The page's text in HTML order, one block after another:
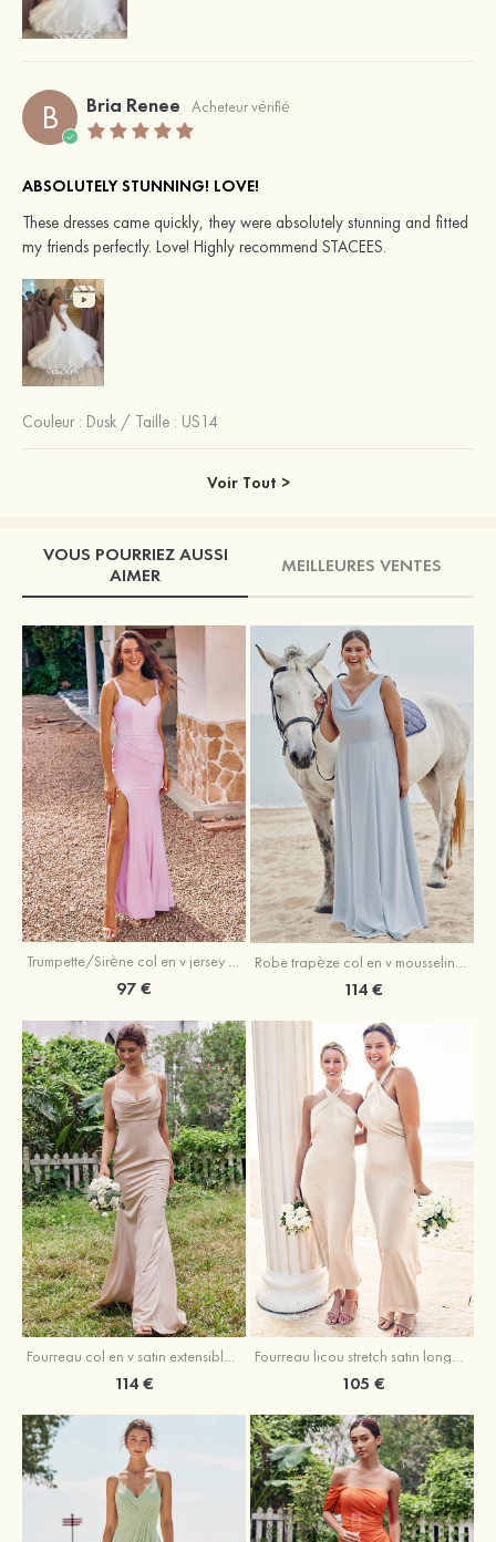
B Bria Renee Acheteur vérifié
ABSOLUTELY STUNNING! LOVE!
These dresses came quickly, they were absolutely stunning and fitted
my friends perfectly. Love! Highly recommend STACEES.
Couleur : Dusk / Taille : US14
Voir Tout >
VOUS POURRIEZ AUSSI
AIMER
MEILLEURES VENTES
Trumpette/Sirène col en v jersey ras du sol robe de demoiselle d'honneur
97 € 114 €
Fourreau col en v satin extensible ras du sol robe de demoiselle d'honneur
114 €
Fourreau licou stretch satin longueur cheville robe de demoiselle d'honneur
105 €